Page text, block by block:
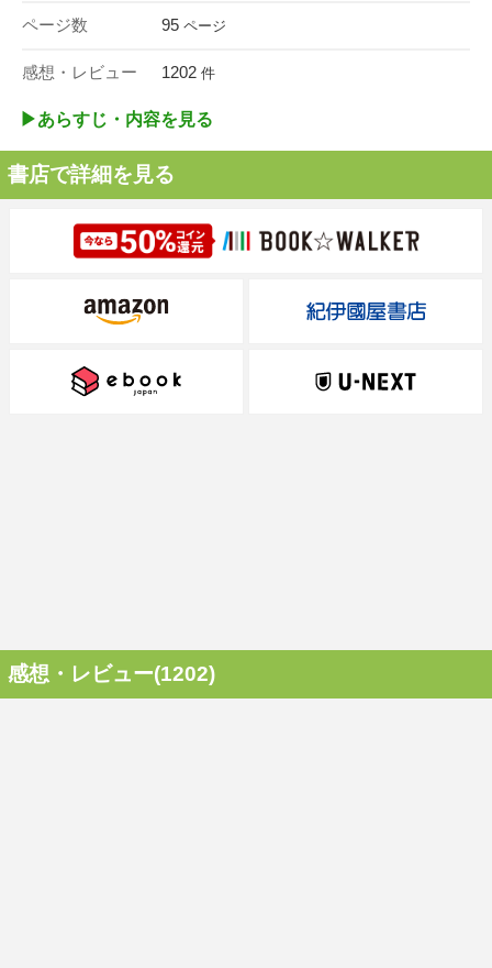
ページ数 95 ページ
感想・レビュー 1202 件
▶︎あらすじ・内容を見る
書店で詳細を見る
感想・レビュー(1202)